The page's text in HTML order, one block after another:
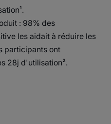
: 98% des
les aidait à réduire les
participants ont
28j d'utilisation².